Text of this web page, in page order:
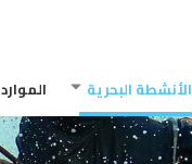
الأنشطة البحرية الموارد